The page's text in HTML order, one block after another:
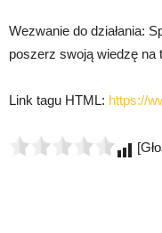
Wezwanie do działania:
poszerz swoją wiedzę na
Link tagu HTML: https://